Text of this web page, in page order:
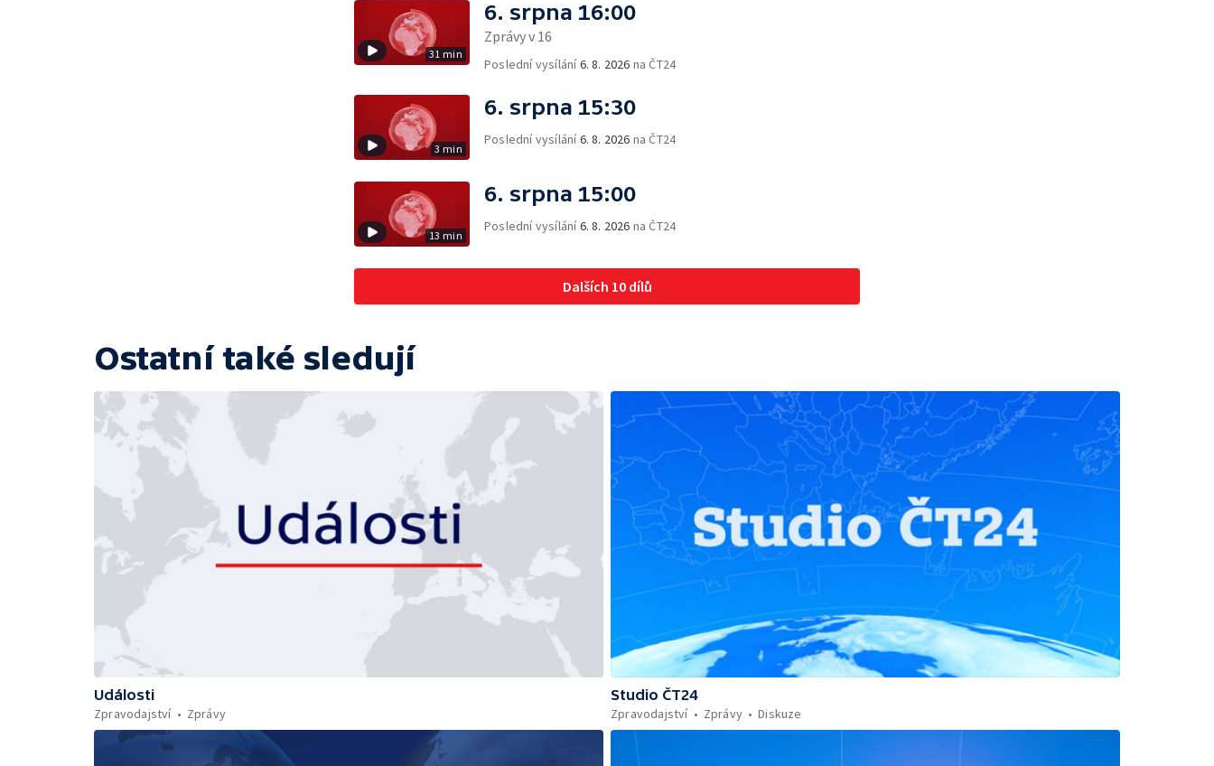
31 min
6. srpna 16:00
Zprávy v 16
Poslední vysílání6. 8. 2026 na ČT24
3 min
6. srpna 15:30
Poslední vysílání6. 8. 2026 na ČT24
13 min
6. srpna 15:00
Poslední vysílání6. 8. 2026 na ČT24
Dalších 10 dílů
Ostatní také sledují
Události
Zpravodajství
Zprávy
Studio ČT24
Zpravodajství
Zprávy Diskuze